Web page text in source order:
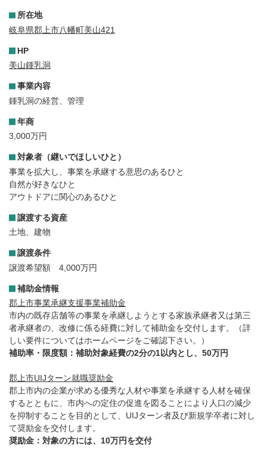
所在地
岐阜県郡上市八幡町美山421
HP
美山鍾乳洞
事業内容
鍾乳洞の経営、管理
年商
3,000万円
対象者（継いでほしいひと）
事業を拡大し、事業を承継する意思のあるひと
自然が好きなひと
アウトドアに関心のあるひと
譲渡する資産
土地、建物
譲渡条件
譲渡希望額 4,000万円
補助金情報
郡上市事業承継支援事業補助金
市内の既存店舗等の事業を承継しようとする家族承継者又は第三
者承継者の、改修に係る経費に対して補助金を交付します。（詳
しい要件についてはホームページをご確認下さい。）
補助率・限度額：補助対象経費の2分の1以内とし、50万円
郡上市UIJターン就職奨励金
郡上市内の企業が求める優秀な人材や事業を承継する人材を確保
するとともに、市内への定住の促進を図ることにより人口の減少
を抑制することを目的として、UIJターン者及び新規学卒者に対し
て奨励金を交付します。
奨励金：対象の方には、10万円を交付